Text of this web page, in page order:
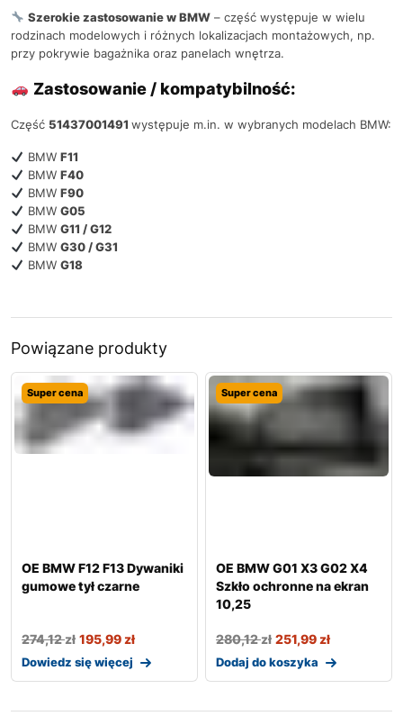
Szerokie zastosowanie w BMW– część występuje w wielu
rodzinach modelowych i różnych lokalizacjach montażowych, np.
przy pokrywie bagażnika oraz panelach wnętrza.
Zastosowanie / kompatybilność:
Część 51437001491 występuje m.in. w wybranych modelach BMW:
BMW F11
BMW F40
BMW F90
BMW G05
BMW G11 / G12
BMW G30 / G31
BMW G18
Powiązane produkty
Super cena
OE BMW F12 F13 Dywaniki
gumowe tył czarne
274,12zł 195,99zł
Dowiedz się więcej
Super cena
OE BMW G01 X3 G02 X4
Szkło ochronne na ekran
10,25
280,12zł 251,99zł
Dodaj do koszyka